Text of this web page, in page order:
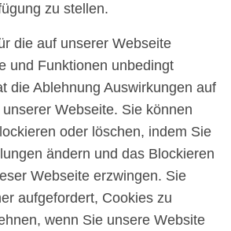
zu stellen.
die auf unserer Webseite
und Funktionen unbedingt
die Ablehnung Auswirkungen auf
Webseite. Sie können
oder löschen, indem Sie
ändern und das Blockieren
Webseite erzwingen. Sie
aufgefordert, Cookies zu
wenn Sie unsere Website